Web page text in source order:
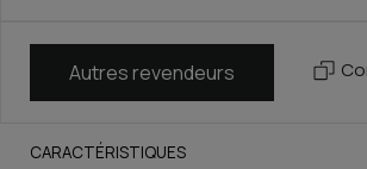
Autres revendeurs
CARACTÉRISTIQUES